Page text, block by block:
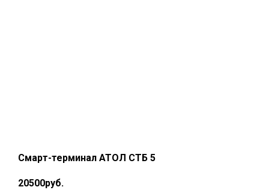
Смарт-терминал АТОЛ СТБ 5
20500руб.